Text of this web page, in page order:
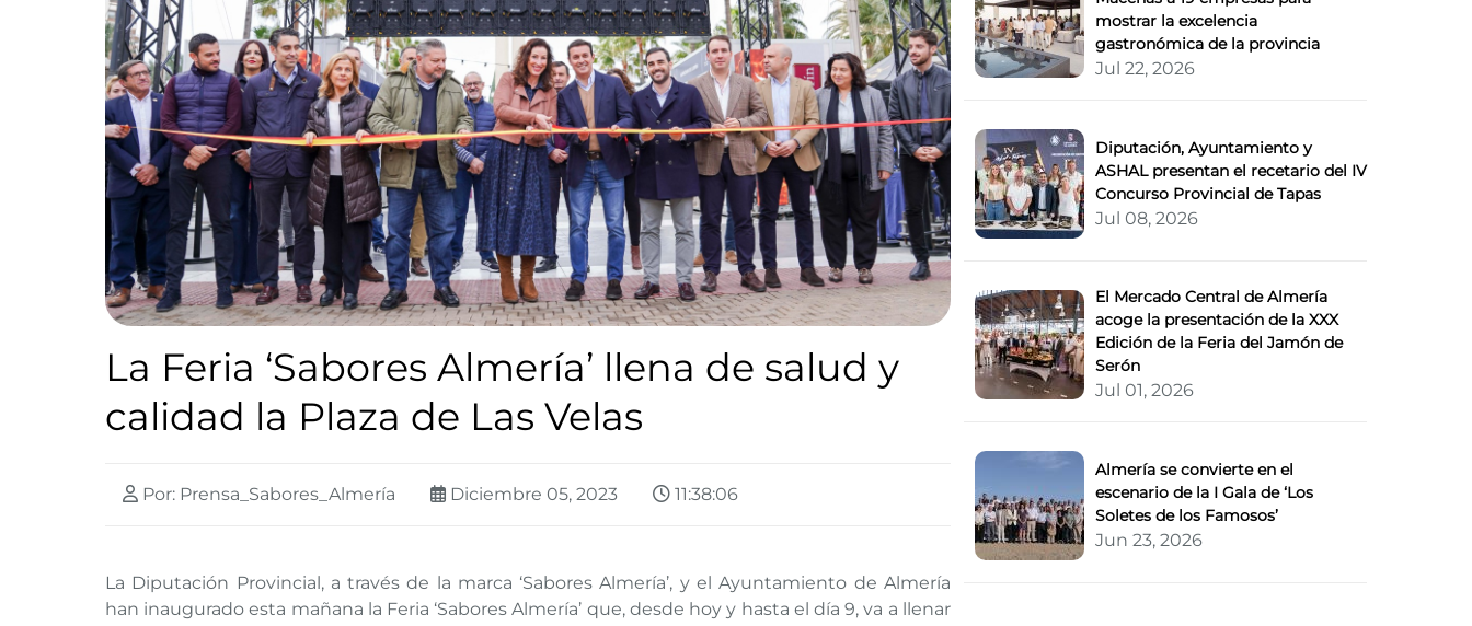
La Feria ‘Sabores Almería’ llena de salud y
calidad la Plaza de Las Velas
Por: Prensa_Sabores_Almería Diciembre 05, 2023 11:38:06
La Diputación Provincial, a través de la marca ‘Sabores Almería’, y el Ayuntamiento de Almería
han inaugurado esta mañana la Feria ‘Sabores Almería’ que, desde hoy y hasta el día 9, va a llenar
mostrar la excelencia
gastronómica de la provincia
Jul 22, 2026
Diputación, Ayuntamiento y
ASHAL presentan el recetario del IV
Concurso Provincial de Tapas
Jul 08, 2026
El Mercado Central de Almería
acoge la presentación de la XXX
Edición de la Feria del Jamón de
Serón
Jul 01, 2026
Almería se convierte en el
escenario de la I Gala de ‘Los
Soletes de los Famosos’
Jun 23, 2026